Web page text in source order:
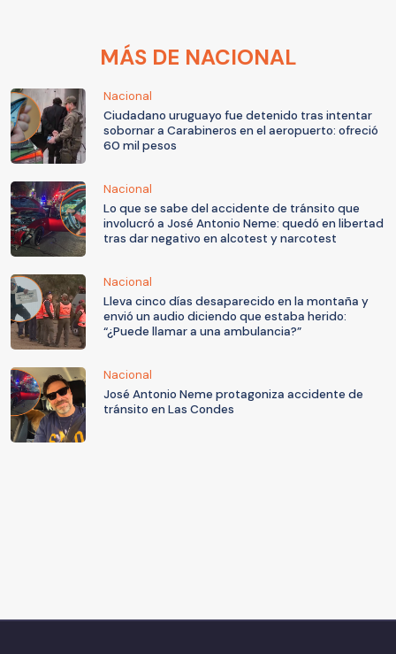
MÁS DE NACIONAL
Nacional
Ciudadano uruguayo fue detenido tras intentar
sobornar a Carabineros en el aeropuerto: ofreció
60 mil pesos
Nacional
Lo que se sabe del accidente de tránsito que
involucró a José Antonio Neme: quedó en libertad
tras dar negativo en alcotest y narcotest
Nacional
Lleva cinco días desaparecido en la montaña y
envió un audio diciendo que estaba herido:
“¿Puede llamar a una ambulancia?”
Nacional
José Antonio Neme protagoniza accidente de
tránsito en Las Condes